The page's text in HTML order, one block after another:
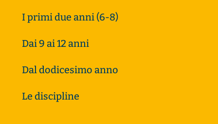
I primi due anni (6-8)
Dai 9 ai 12 anni
Dal dodicesimo anno
Le discipline